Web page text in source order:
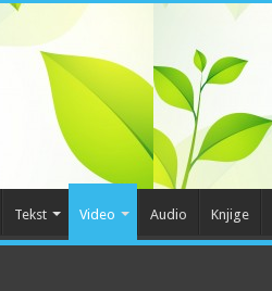
Tekst Video Audio Knjige